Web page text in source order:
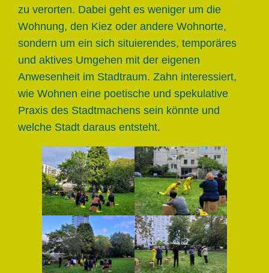
zu verorten. Dabei geht es weniger um die
Wohnung, den Kiez oder andere Wohnorte,
sondern um ein sich situierendes, temporäres
und aktives Umgehen mit der eigenen
Anwesenheit im Stadtraum. Zahn interessiert,
wie Wohnen eine poetische und spekulative
Praxis des Stadtmachens sein könnte und
welche Stadt daraus entsteht.